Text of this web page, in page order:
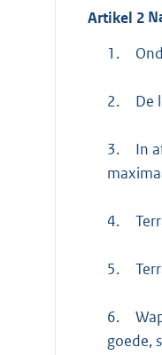
Artikel 2
1.
2. De
3.
In
4.
5.
6.
goede,